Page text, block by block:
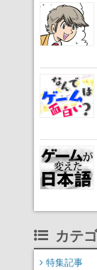
カテ
特集記事